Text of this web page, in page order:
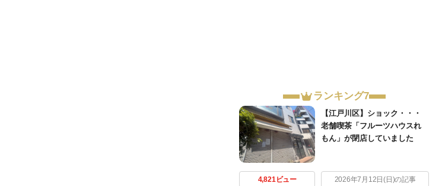
ランキング7
【江戸川区】ショック・・・
老舗喫茶「フルーツハウスれ
もん」が閉店していました
4,821ビュー 2026年7月12日(日)の記事